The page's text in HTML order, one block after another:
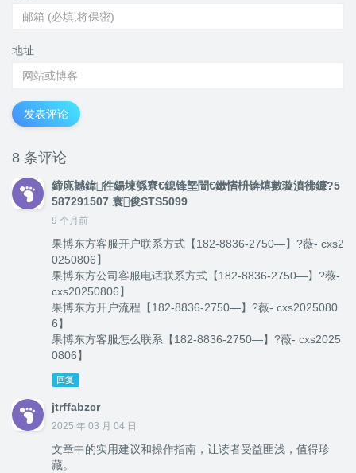
地址
发表评论
8 条评论
鍗庣撼鍏徃鍚堜綔寮€鎴锋墍闇€鏉愭枡锛熺數璇濆彿鐮?5
587291507 寰俊STS5099
9 个月前
果博东方客服开户联系方式【182-8836-2750—】?薇- cxs2
0250806】
果博东方公司客服电话联系方式【182-8836-2750—】?薇-
cxs20250806】
果博东方开户流程【182-8836-2750—】?薇- cxs2025080
6】
果博东方客服怎么联系【182-8836-2750—】?薇- cxs2025
0806】
回复
jtrffabzcr
2025 年 03 月 04 日
文章中的实用建议和操作指南，让读者受益匪浅，值得珍
藏。